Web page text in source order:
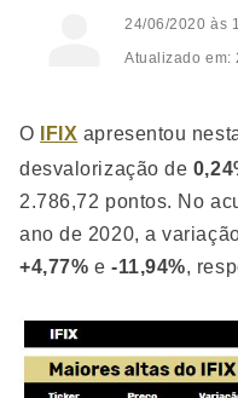
24/06/2020 às
Atualizado em:
O IFIX apresentou
desvalorização de
2.786,72 pontos. No
ano de 2020, a
+4,77% e -11,94%,